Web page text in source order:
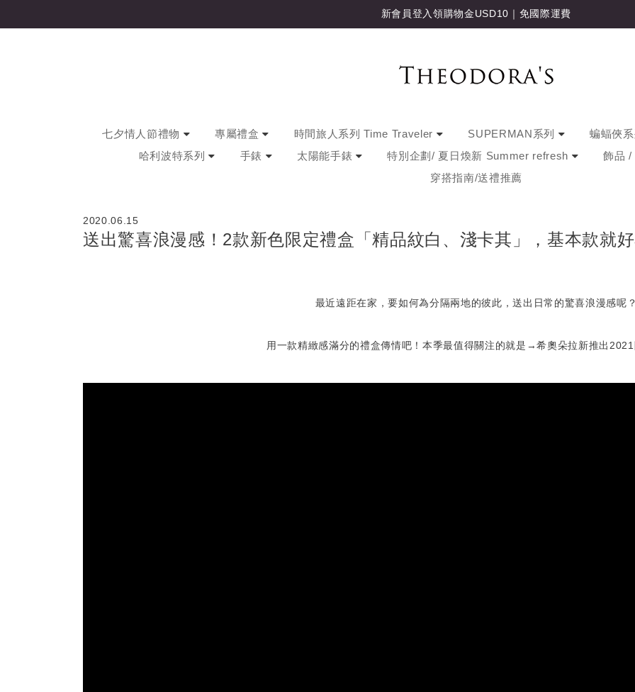
新會員登入領購物金USD10｜免國際運費
七夕情人節禮物 專屬禮盒 時間旅人系列 Time Traveler SUPERMAN系列 蝙蝠俠系
哈利波特系列
手錶 太陽能手錶 特別企劃/ 夏日煥新 Summer refresh 飾品 /
穿搭指南/送禮推薦
2020.06.15
送出驚喜浪漫感！2款新色限定禮盒「精品紋白、淺卡其」，基本款就好
最近遠距在家，要如何為分隔兩地的彼此，送出日常的驚喜浪漫感呢？
用一款精緻感滿分的禮盒傳情吧！本季最值得關注的就是→希奧朵拉新推出2021